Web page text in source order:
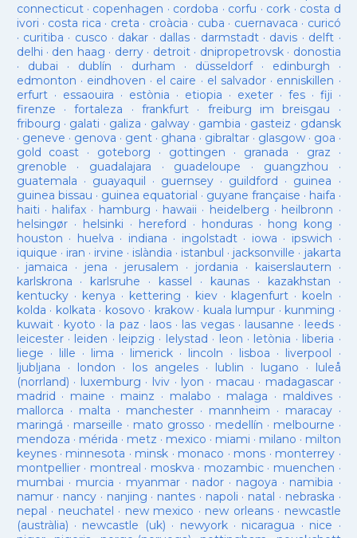
connecticut· copenhagen · cordoba · corfu · cork · costa d
ivori · costa rica · creta · croàcia · cuba · cuernavaca · curicó
· curitiba · cusco · dakar · dallas · darmstadt· davis · delft ·
delhi · den haag · derry· detroit· dnipropetrovsk· donostia
· dubai · dublín · durham · düsseldorf· edinburgh ·
edmonton · eindhoven · el caire · el salvador · enniskillen ·
erfurt· essaouira · estònia · etiopia · exeter· fes· fiji ·
firenze ·fortaleza · frankfurt· freiburg im breisgau ·
fribourg · galati · galiza · galway· gambia · gasteiz · gdansk
· geneve · genova · gent· ghana · gibraltar· glasgow· goa ·
gold coast · goteborg · gottingen · granada · graz ·
grenoble · guadalajara · guadeloupe · guangzhou ·
guatemala · guayaquil · guernsey· guildford · guinea ·
guinea bissau · guinea equatorial · guyane française · haifa ·
haiti · halifax · hamburg · hawaii · heidelberg · heilbronn ·
helsingør· helsinki · hereford · honduras· hong kong ·
houston · huelva · indiana · ingolstadt· iowa · ipswich ·
iquique · iran · irvine · islàndia · istanbul · jacksonville · jakarta
· jamaica · jena · jerusalem · jordania · kaiserslautern ·
karlskrona · karlsruhe · kassel · kaunas· kazakhstan ·
kentucky· kenya · kettering · kiev· klagenfurt · koeln ·
kolda · kolkata · kosovo · krakow· kuala lumpur · kunming ·
kuwait· kyoto · la paz · laos· las vegas· lausanne · leeds ·
leicester· leiden · leipzig · lelystad · leon · letònia · liberia ·
liege · lille · lima · limerick· lincoln · lisboa · liverpool ·
ljubljana · london · los angeles· lublin · lugano · luleå
(norrland) · luxemburg · lviv · lyon · macau · madagascar·
madrid · maine · mainz · malabo · malaga · maldives·
mallorca · malta · manchester· mannheim · maracay·
maringá · marseille · mato grosso · medellín · melbourne ·
mendoza · mérida · metz · mexico · miami · milano · milton
keynes· minnesota · minsk · monaco · mons · monterrey ·
montpellier· montreal · moskva · mozambic· muenchen ·
mumbai · murcia · myanmar· nador · nagoya · namibia ·
namur· nancy · nanjing · nantes · napoli · natal · nebraska ·
nepal · neuchatel · new mexico · new orleans· newcastle
(austràlia) · newcastle (uk) · newyork· nicaragua · nice ·